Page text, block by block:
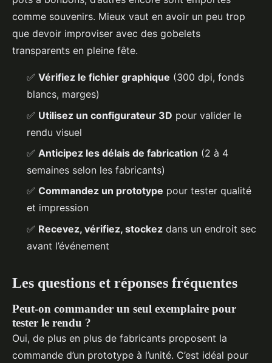
comme souvenirs. Mieux vaut en avoir un peu trop
que devoir improviser avec des gobelets
transparents en pleine fête.
✅ Vérifiez le fichier graphique (300 dpi, fonds
blancs, marges)
✅ Utilisez un configurateur 3D pour valider le
rendu visuel
✅ Anticipez les délais de fabrication (2 à 4
semaines selon les fabricants)
✅ Commandez un prototype pour tester qualité
et impression
✅ Recevez, vérifiez, stockez dans un endroit sec
avant l’événement
Les questions et réponses fréquentes
Peut-on commander un seul exemplaire pour
tester le rendu ?
Oui, de plus en plus de fabricants proposent la
commande d’un prototype à l’unité. C’est idéal pour